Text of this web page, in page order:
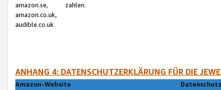
amazon.se,
amazon.co.uk,
audible.co.uk
zahlen.
ANHANG 4: DATENSCHUTZERKLÄRUNG FÜR DIE
Amazon-Website